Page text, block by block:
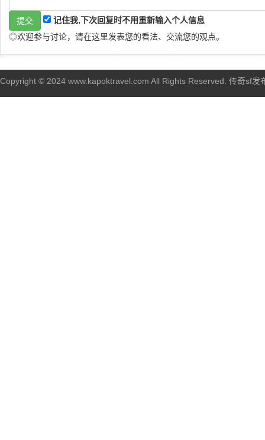
记住我,下次回复时不用重新输入个人信息
◎欢迎参与讨论，请在这里发表您的看法、交流您的观点。
Copyright © 2024 www.kapoktravel.com All Rights Reserved. 传奇sf发